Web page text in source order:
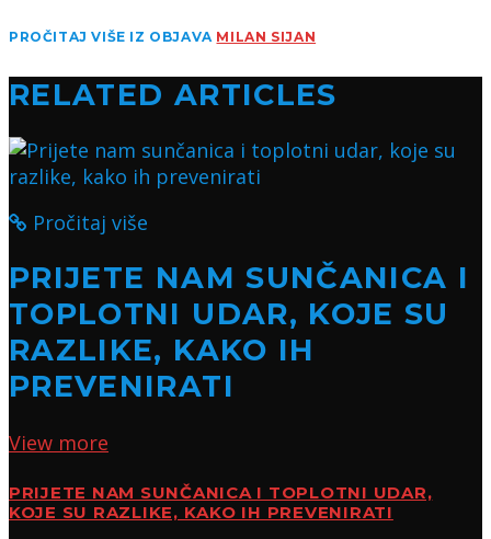
PROČITAJ VIŠE IZ OBJAVA MILAN SIJAN
RELATED ARTICLES
Pročitaj više
PRIJETE NAM SUNČANICA I
TOPLOTNI UDAR, KOJE SU
RAZLIKE, KAKO IH
PREVENIRATI
View more
PRIJETE NAM SUNČANICA I TOPLOTNI UDAR,
KOJE SU RAZLIKE, KAKO IH PREVENIRATI